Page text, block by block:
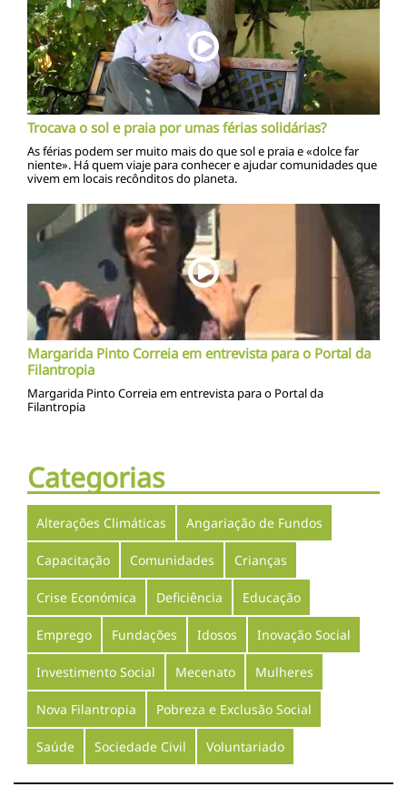
Trocava o sol e praia por umas férias solidárias?
As férias podem ser muito mais do que sol e praia e «dolce far
niente». Há quem viaje para conhecer e ajudar comunidades que
vivem em locais recônditos do planeta.
Margarida Pinto Correia em entrevista para o Portal da
Filantropia
Margarida Pinto Correia em entrevista para o Portal da
Filantropia
Categorias
Alterações Climáticas Angariação de Fundos
Capacitação Comunidades Crianças
Crise Económica Deficiência Educação
Emprego Fundações Idosos Inovação Social
Investimento Social Mecenato Mulheres
Nova Filantropia Pobreza e Exclusão Social
Saúde Sociedade Civil Voluntariado